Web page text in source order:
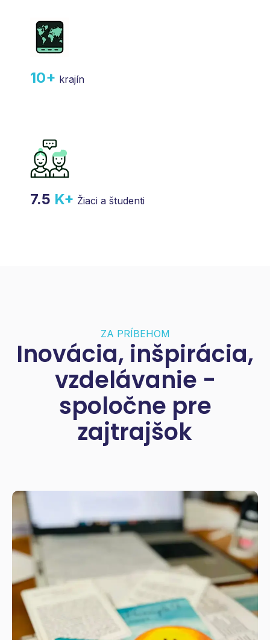
10+ krajín
7.5 K+ Žiaci a študenti
ZA PRÍBEHOM
Inovácia, inšpirácia,
vzdelávanie -
spoločne pre
zajtrajšok